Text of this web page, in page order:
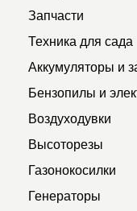
Запчасти
Техника для сада
Аккумуляторы и
Бензопилы и
Воздуходувки
Высоторезы
Газонокосилки
Генераторы